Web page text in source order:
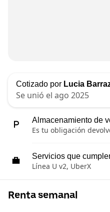
Cotizado por Lucia
Se unió el ago 2025
Almacenamiento de
Es tu obligación
Servicios que
Línea U v2, UberX
Renta semanal